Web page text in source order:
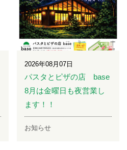
2026年08月07日
パスタとピザの店 base
8月は金曜日も夜営業し
ます！！
お知らせ